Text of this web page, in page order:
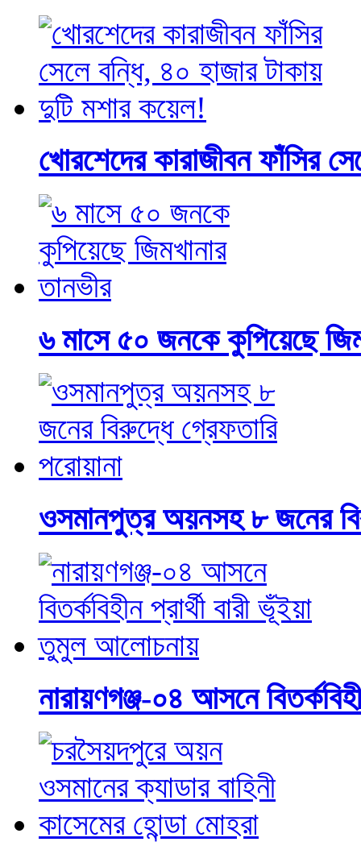
খোরশেদের কারাজীবন ফাঁসির
৬ মাসে ৫০ জনকে কুপিয়েছে
ওসমানপুত্র অয়নসহ ৮ জনের
নারায়ণগঞ্জ-০৪ আসনে